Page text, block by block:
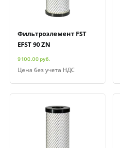
Фильтроэлемент FST
EFST 90 ZN
9 100.00 руб.
Цена без учета НДС